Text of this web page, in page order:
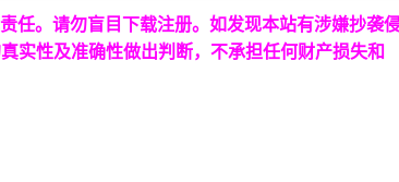
任。请勿盲目下载注册。如发现本站有涉嫌抄袭
实性及准确性做出判断，不承担任何财产损失和